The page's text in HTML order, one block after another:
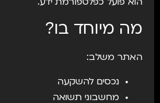
הוא פועל כפלטפורמת ידע.
מה מיוחד בו?
האתר משלב:
נכסים להשקעה
מחשבוני תשואה